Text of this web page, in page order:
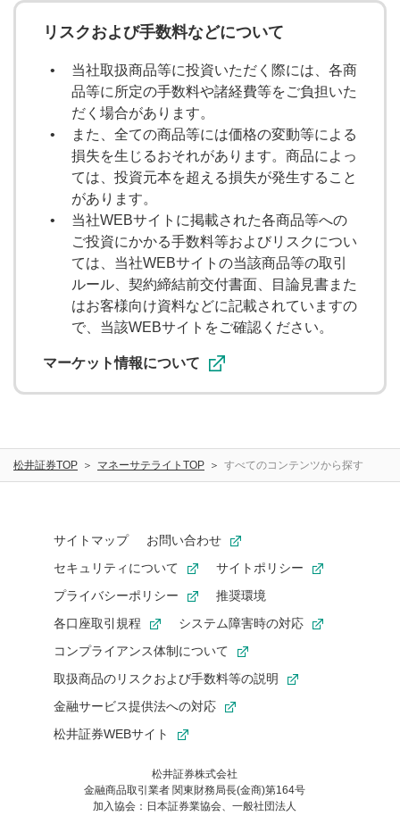
大山季之の週間マーケットUPDATE
天海源一郎の個別株TREASURE HUNTER
教えて！フクロウ先生
海老澤界の投信コラム
出演者
窪田朋一郎 大山季之
海老澤界 鈴木翔 kenmo
画面操作 手続き
再発行 ログイン
ログインID パスワード
資金の振り替え 税金
日本株取引 米国株取引
リスクおよび手数料などについて
当社取扱商品等に投資いただく際には、各商
品等に所定の手数料や諸経費等をご負担いた
だく場合があります。
また、全ての商品等には価格の変動等による
損失を生じるおそれがあります。商品によっ
ては、投資元本を超える損失が発生すること
があります。
当社WEBサイトに掲載された各商品等への
ご投資にかかる手数料等およびリスクについ
ては、当社WEBサイトの当該商品等の取引
ルール、契約締結前交付書面、目論見書また
はお客様向け資料などに記載されていますの
で、当該WEBサイトをご確認ください。
マーケット情報について
松井証券TOP マネーサテライトTOP すべてのコンテンツから探す
サイトマップ
お問い合わせ
セキュリティについて
サイトポリシー
プライバシーポリシー
推奨環境
各口座取引規程
システム障害時の対応
コンプライアンス体制について
取扱商品のリスクおよび手数料等の説明
金融サービス提供法への対応
松井証券WEBサイト
松井証券株式会社
金融商品取引業者 関東財務局長(金商)第164号
加入協会：日本証券業協会、一般社団法人